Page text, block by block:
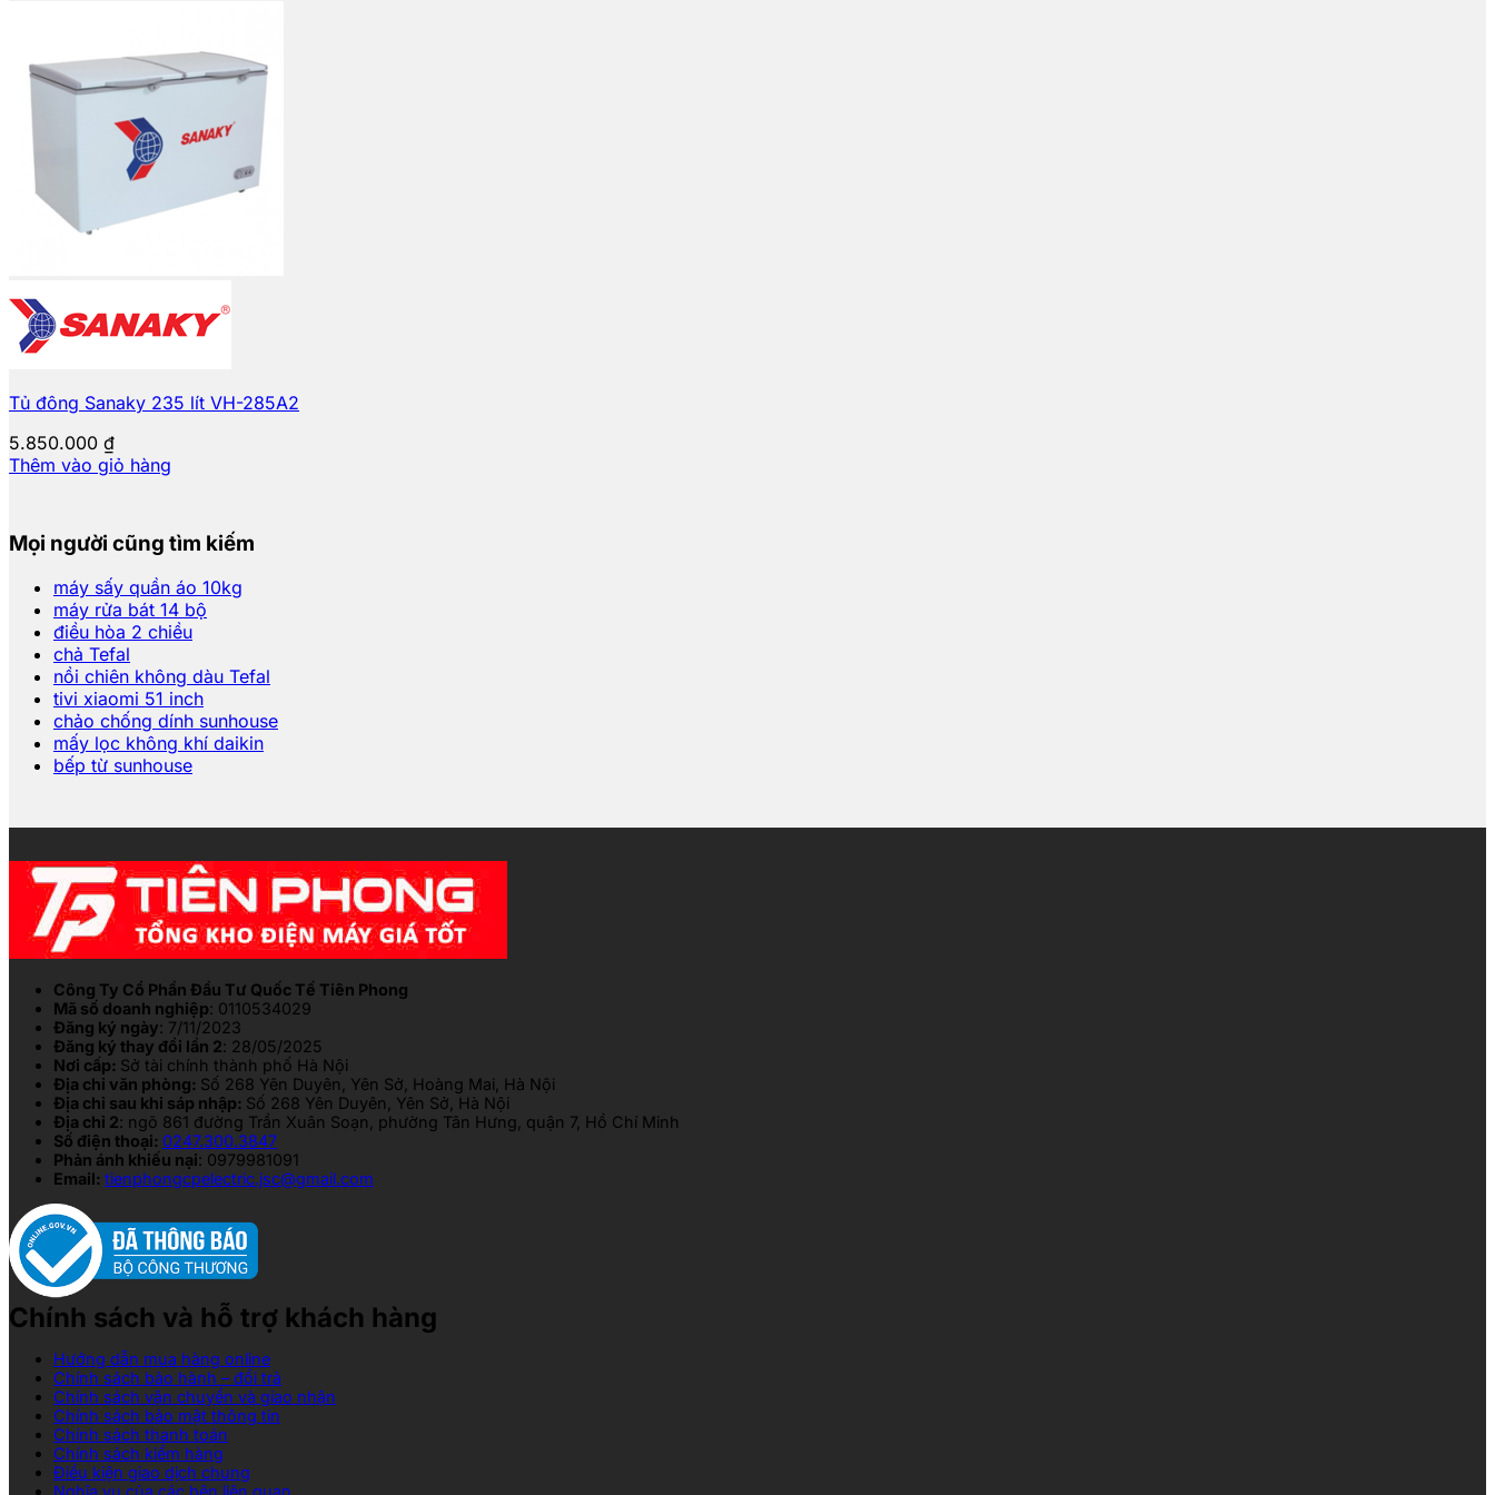
Tủ đông Sanaky 235 lít VH-285A2
5.850.000 ₫
Thêm vào giỏ hàng
Mọi người cũng tìm kiếm
máy sấy quần áo 10kg
máy rửa bát 14 bộ
điều hòa 2 chiều
chả Tefal
nồi chiên không dàu Tefal
tivi xiaomi 51 inch
chảo chống dính sunhouse
mấy lọc không khí daikin
bếp từ sunhouse
Công Ty Cổ Phần Đầu Tư Quốc Tế Tiên Phong
Mã số doanh nghiệp: 0110534029
Đăng ký ngày: 7/11/2023
Đăng ký thay đổi lần 2: 28/05/2025
Nơi cấp: Sở tài chính thành phố Hà Nội
Địa chỉ văn phòng: Số 268 Yên Duyên, Yên Sở, Hoàng Mai, Hà Nội
Địa chỉ sau khi sáp nhập: Số 268 Yên Duyên, Yên Sở, Hà Nội
Địa chỉ 2: ngõ 861 đường Trần Xuân Soạn, phường Tân Hưng, quận 7, Hồ Chí Minh
Số điện thoại: 0247.300.3847
Phản ánh khiếu nại: 0979981091
Email: tienphongcpelectric.jsc@gmail.com
Chính sách và hỗ trợ khách hàng
Hướng dẫn mua hàng online
Chính sách bảo hành – đổi trả
Chính sách vận chuyển và giao nhận
Chính sách bảo mật thông tin
Chính sách thanh toán
Chính sách kiểm hàng
Điều kiện giao dịch chung